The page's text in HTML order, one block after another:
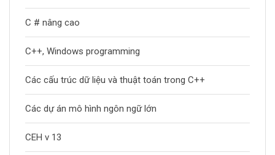
C # nâng cao
C++, Windows programming
Các cấu trúc dữ liệu và thuật toán trong C++
Các dự án mô hình ngôn ngữ lớn
CEH v 13